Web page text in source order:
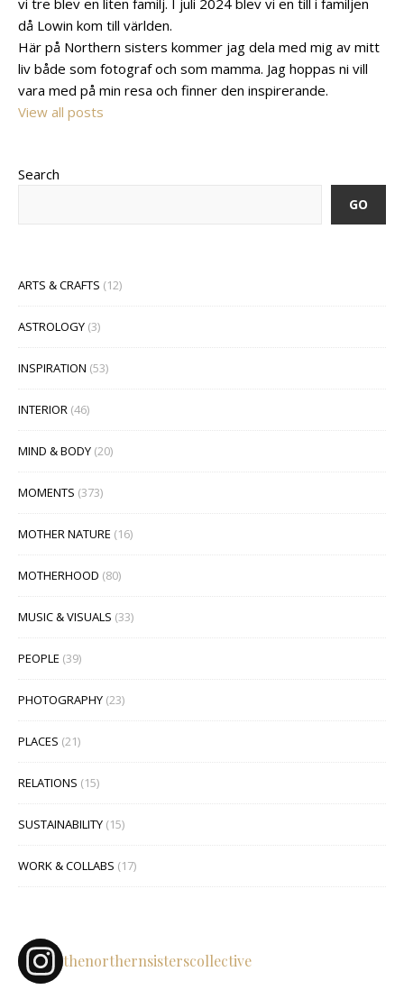
då Lowin kom till världen.
Här på Northern sisters kommer jag dela med mig av mitt
liv både som fotograf och som mamma. Jag hoppas ni vill
vara med på min resa och finner den inspirerande.
View all posts
Search
GO
ARTS & CRAFTS (12)
ASTROLOGY (3)
INSPIRATION (53)
INTERIOR (46)
MIND & BODY (20)
MOMENTS (373)
MOTHER NATURE (16)
MOTHERHOOD (80)
MUSIC & VISUALS (33)
PEOPLE (39)
PHOTOGRAPHY (23)
PLACES (21)
RELATIONS (15)
SUSTAINABILITY (15)
WORK & COLLABS (17)
thenorthernsisterscollective